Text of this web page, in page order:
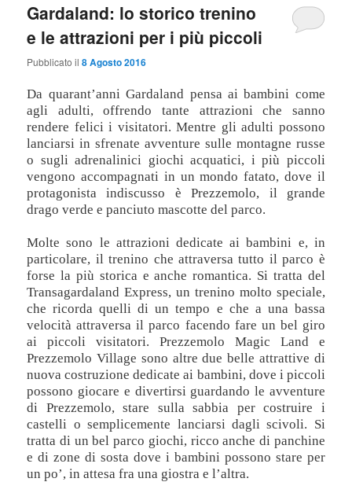
Gardaland: lo storico trenino
e le attrazioni per i più piccoli
Pubblicato il8 Agosto 2016
Da quarant’anni Gardaland pensa ai bambini come
agli adulti, offrendo tante attrazioni che sanno
rendere felici i visitatori. Mentre gli adulti possono
lanciarsi in sfrenate avventure sulle montagne russe
o sugli adrenalinici giochi acquatici, i più piccoli
vengono accompagnati in un mondo fatato, dove il
protagonista indiscusso è Prezzemolo, il grande
drago verde e panciuto mascotte del parco.
Molte sono le attrazioni dedicate ai bambini e, in
particolare, il trenino che attraversa tutto il parco è
forse la più storica e anche romantica. Si tratta del
Transagardaland Express, un trenino molto speciale,
che ricorda quelli di un tempo e che a una bassa
velocità attraversa il parco facendo fare un bel giro
ai piccoli visitatori. Prezzemolo Magic Land e
Prezzemolo Village sono altre due belle attrattive di
nuova costruzione dedicate ai bambini, dove i piccoli
possono giocare e divertirsi guardando le avventure
di Prezzemolo, stare sulla sabbia per costruire i
castelli o semplicemente lanciarsi dagli scivoli. Si
tratta di un bel parco giochi, ricco anche di panchine
e di zone di sosta dove i bambini possono stare per
un po’, in attesa fra una giostra e l’altra.